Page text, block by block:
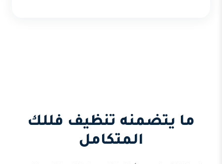
ما يتضمنه تنظيف فللك
المتكامل